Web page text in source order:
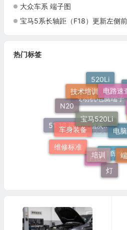
大众车系 端子图
宝马5系长轴距（F18）更新左侧前雾
热门标签
培训
灯
电
宝马520Li
车身装备
维修标准
F18群辉维
电路速
技术培训
N20
51 16 嵌入式烟灰缸托架
欧美日车系
520Li
发动机电脑端子